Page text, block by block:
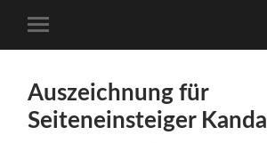
Auszeichnung für
Seiteneinsteiger Kanda